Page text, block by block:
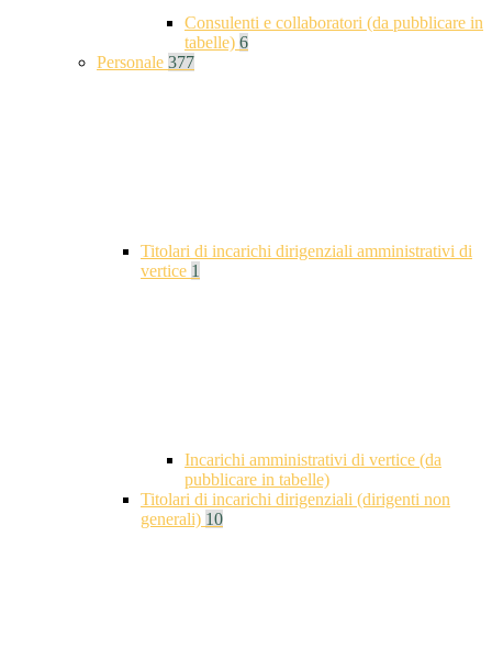
Consulenti e collaboratori (da pubblicare in
tabelle) 6
Personale 377
Titolari di incarichi dirigenziali amministrativi di
vertice 1
Incarichi amministrativi di vertice (da
pubblicare in tabelle)
Titolari di incarichi dirigenziali (dirigenti non
generali) 10